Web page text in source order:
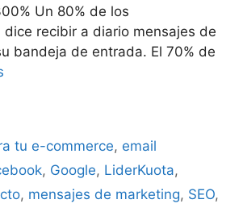
Un 80% de los
recibir a diario mensajes de
bandeja de entrada. El 70% de
tu e-commerce, email
, Google, LiderKuota,
, mensajes de marketing, SEO,